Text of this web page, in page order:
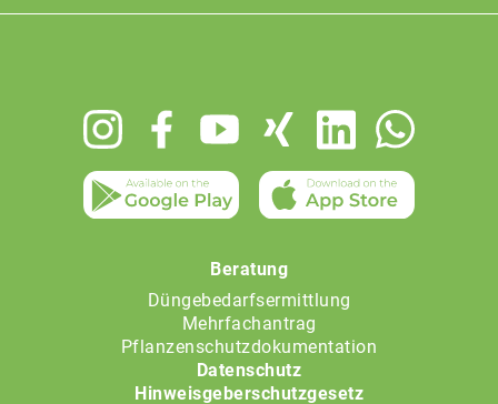
Beratung
Düngebedarfsermittlung
Mehrfachantrag
Pflanzenschutzdokumentation
Datenschutz
Hinweisgeberschutzgesetz